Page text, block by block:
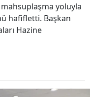
yoluyla
hafifletti. Başkan
Hazine